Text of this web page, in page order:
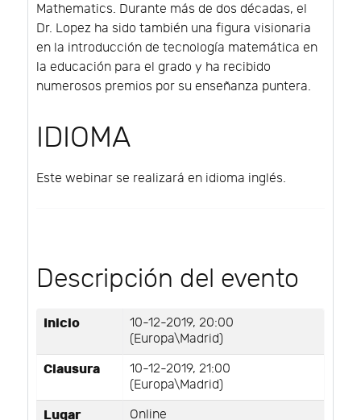
Mathematics. Durante más de dos décadas, el
Dr. Lopez ha sido también una figura visionaria
en la introducción de tecnología matemática en
la educación para el grado y ha recibido
numerosos premios por su enseñanza puntera.
IDIOMA
Este webinar se realizará en idioma inglés.
Descripción del evento
Inicio
10-12-2019, 20:00
(Europa\Madrid)
Clausura
10-12-2019, 21:00
(Europa\Madrid)
Lugar Online